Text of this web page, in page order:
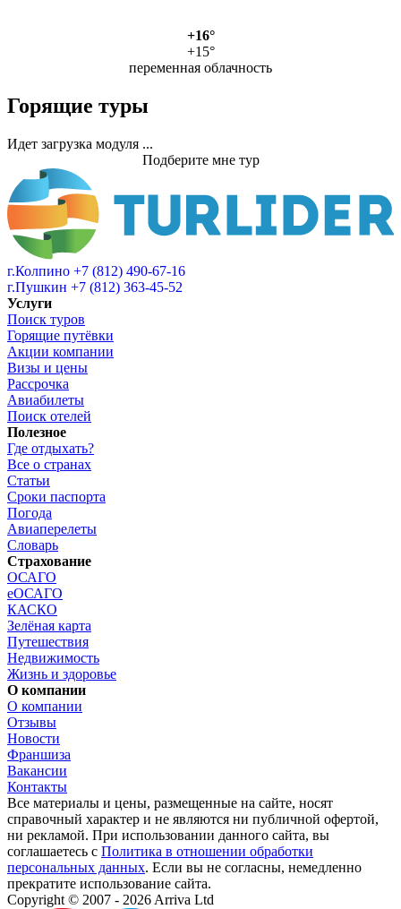
+16°
+15°
переменная облачность
Горящие туры
Идет загрузка модуля ...
Подберите мне тур
г.Колпино +7 (812) 490-67-16
г.Пушкин +7 (812) 363-45-52
Услуги
Поиск туров
Горящие путёвки
Акции компании
Визы и цены
Рассрочка
Авиабилеты
Поиск отелей
Полезное
Где отдыхать?
Все о странах
Статьи
Сроки паспорта
Погода
Авиаперелеты
Словарь
Страхование
ОСАГО
еОСАГО
КАСКО
Зелёная карта
Путешествия
Недвижимость
Жизнь и здоровье
О компании
О компании
Отзывы
Новости
Франшиза
Вакансии
Контакты
Все материалы и цены, размещенные на сайте, носят
справочный характер и не являются ни публичной офертой,
ни рекламой. При использовании данного сайта, вы
соглашаетесь с Политика в отношении обработки
персональных данных. Если вы не согласны, немедленно
прекратите использование сайта.
Copyright © 2007 - 2026 Arriva Ltd